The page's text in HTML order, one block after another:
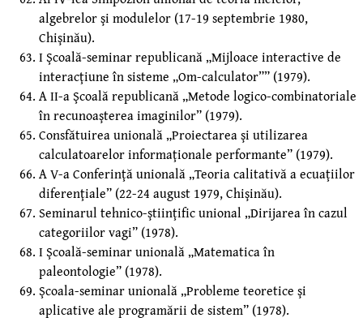
algebrelor şi modulelor (17-19 septembrie 1980,
Chişinău).
I Şcoală-seminar republicană „Mijloace interactive de
interacţiune în sisteme „Om-calculator”” (1979).
A II-a Şcoală republicană „Metode logico-combinatoriale
în recunoaşterea imaginilor” (1979).
Consfătuirea unională „Proiectarea şi utilizarea
calculatoarelor informaţionale performante” (1979).
A V-a Conferinţă unională „Teoria calitativă a ecuaţiilor
diferenţiale” (22-24 august 1979, Chişinău).
Seminarul tehnico-ştiinţific unional „Dirijarea în cazul
categoriilor vagi” (1978).
I Şcoală-seminar unională „Matematica în
paleontologie” (1978).
Şcoala-seminar unională „Probleme teoretice şi
aplicative ale programării de sistem” (1978).